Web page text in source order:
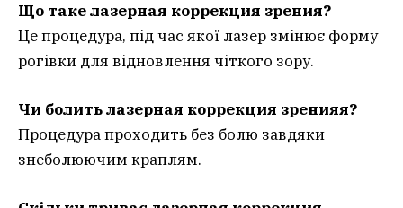
Що таке лазерная коррекция зрения?
Це процедура, під час якої лазер змінює форму
рогівки для відновлення чіткого зору.
Чи болить лазерная коррекция зренияя?
Процедура проходить без болю завдяки
знеболюючим краплям.